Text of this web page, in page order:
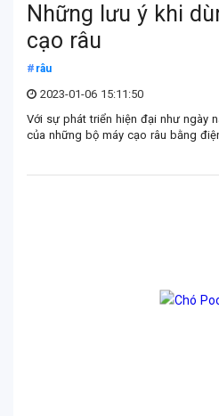
Những lưu ý khi
cạo râu
râu
2023-01-06 15:11:50
Với sự phát triển hiện đại như ngày
của những bộ máy cạo râu bằng